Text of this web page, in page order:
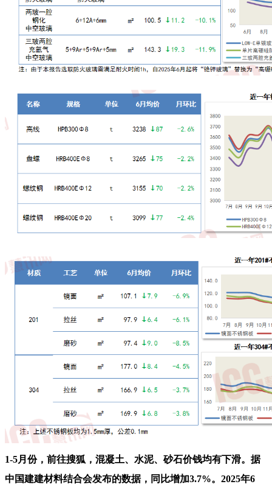
1-5月份，前往搜狐，混凝土、水泥、砂石价钱均有下滑。据
中国建建材料结合会发布的数据，同比增加3.7%。2025年6